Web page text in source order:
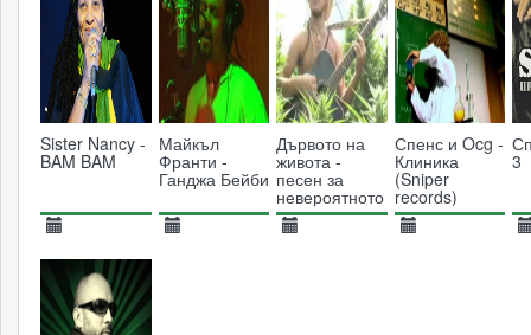
Sister Nancy -
BAM BAM
3659
Майкъл
Франти -
Ганджа Бейби
Дървото на
живота -
песен за
невероятното
растение
канабис
Спенс и Ocg -
Клиника
(Sniper
records)
3